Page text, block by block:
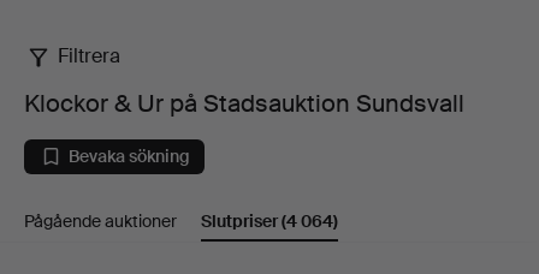
Klockor
Ur
på
Filtrera
Klockor & Ur på Stadsauktion Sundsvall
Bevaka sökning
Pågående auktioner Slutpriser(4 064)